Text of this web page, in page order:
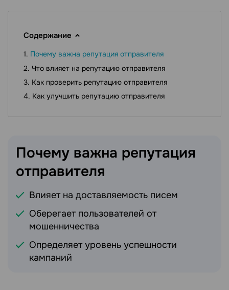
Содержание
Почему важна репутация отправителя
Что влияет на репутацию отправителя
Как проверить репутацию отправителя
Как улучшить репутацию отправителя
Почему важна репутация
отправителя
Влияет на доставляемость писем
Оберегает пользователей от
мошенничества
Определяет уровень успешности
кампаний